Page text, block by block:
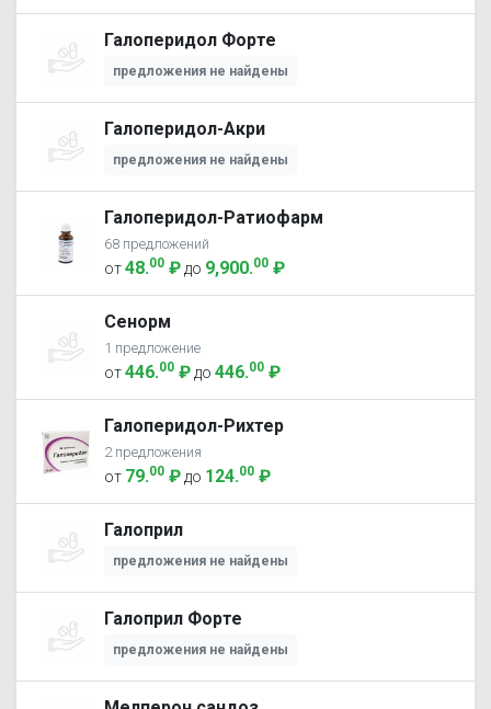
Галоперидол Форте
предложения не найдены
Галоперидол-Акри
предложения не найдены
Галоперидол-Ратиофарм
68 предложений
от48.00 ₽ до 9,900.00 ₽
Сенорм
1 предложение
от446.00 ₽ до 446.00 ₽
Галоперидол-Рихтер
2 предложения
от 79.00 ₽ до 124.00 ₽
Галоприл
предложения не найдены
Галоприл Форте
предложения не найдены